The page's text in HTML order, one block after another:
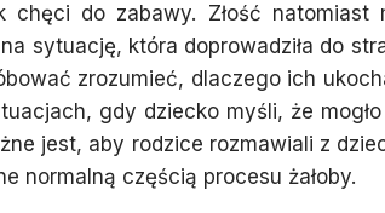
chęci do zabawy. Złość
sytuację, która doprowadziła do
zrozumieć, dlaczego ich
gdy dziecko myśli, że
jest, aby rodzice rozmawiali z
normalną częścią procesu żałoby.